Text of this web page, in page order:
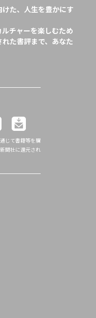
た、人生を豊かにす
チャーを楽しむため
た書評まで、あなた
じて書籍等を購
聞社に還元され